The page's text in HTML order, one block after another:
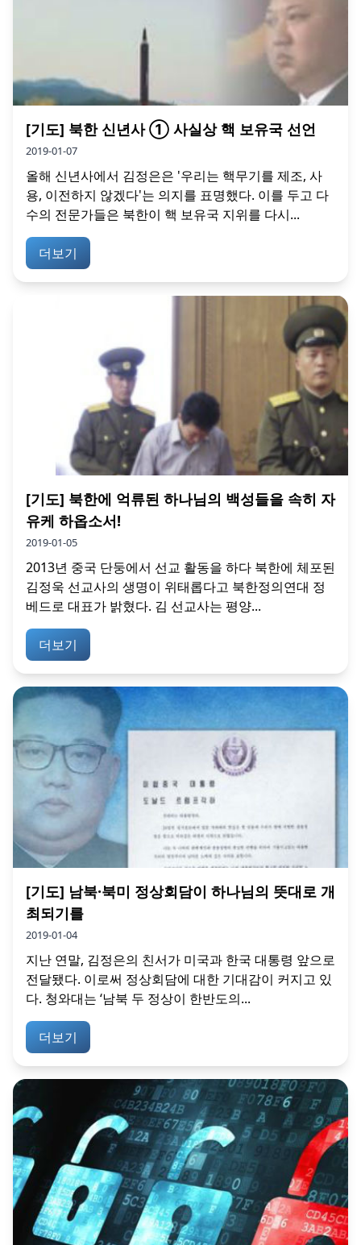
[기도] 북한 신년사 ① 사실상 핵 보유국 선언
2019-01-07
올해 신년사에서 김정은은 '우리는 핵무기를 제조, 사
용, 이전하지 않겠다'는 의지를 표명했다. 이를 두고 다
수의 전문가들은 북한이 핵 보유국 지위를 다시...
더보기
[기도] 북한에 억류된 하나님의 백성들을 속히 자
유케 하옵소서!
2019-01-05
2013년 중국 단둥에서 선교 활동을 하다 북한에 체포된
김정욱 선교사의 생명이 위태롭다고 북한정의연대 정
베드로 대표가 밝혔다. 김 선교사는 평양...
더보기
[기도] 남북·북미 정상회담이 하나님의 뜻대로 개
최되기를
2019-01-04
지난 연말, 김정은의 친서가 미국과 한국 대통령 앞으로
전달됐다. 이로써 정상회담에 대한 기대감이 커지고 있
다. 청와대는 ‘남북 두 정상이 한반도의...
더보기